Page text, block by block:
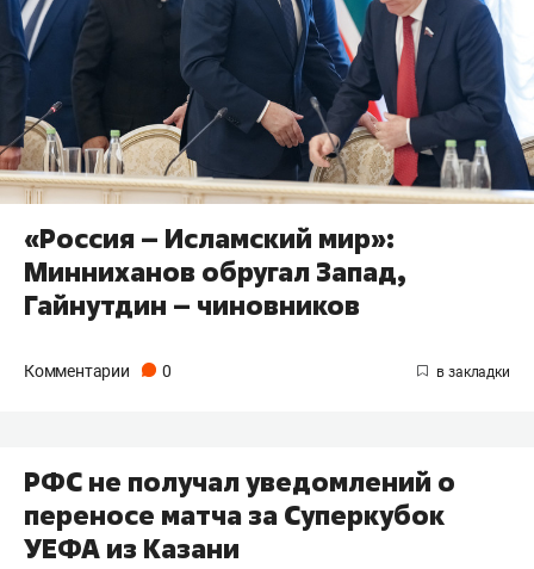
«Россия – Исламский мир»:
Минниханов обругал Запад,
Гайнутдин – чиновников
Комментарии 0
РФС не получал уведомлений о
переносе матча за Суперкубок
УЕФА из Казани